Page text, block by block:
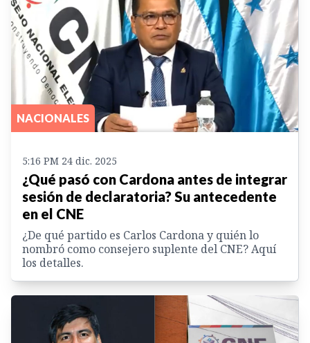
NACIONALES
5:16 PM 24 dic. 2025
¿Qué pasó con Cardona antes de integrar
sesión de declaratoria? Su antecedente
en el CNE
¿De qué partido es Carlos Cardona y quién lo
nombró como consejero suplente del CNE? Aquí
los detalles.